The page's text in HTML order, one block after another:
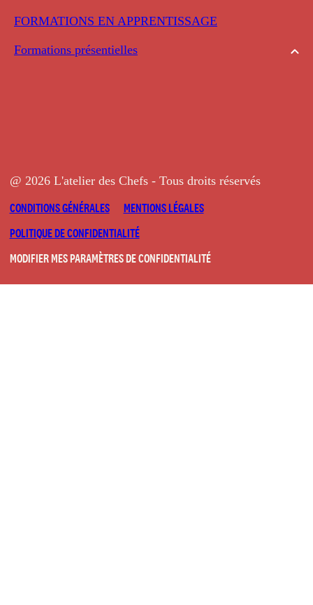
FORMATIONS EN APPRENTISSAGE
Formations présentielles
@ 2026 L'atelier des Chefs - Tous droits réservés
CONDITIONS GÉNÉRALES
MENTIONS LÉGALES
POLITIQUE DE CONFIDENTIALITÉ
MODIFIER MES PARAMÈTRES DE CONFIDENTIALITÉ